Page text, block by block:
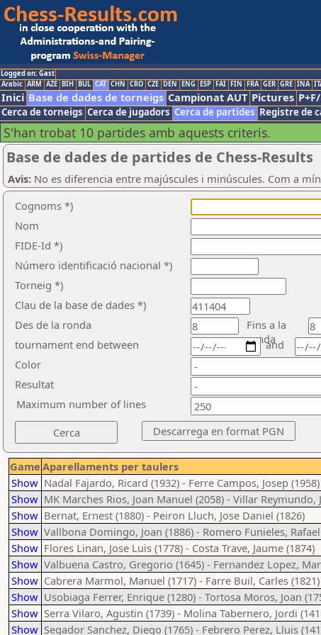
Logged on: Gast
Arabic ARM AZE BIH BUL CAT CHN CRO CZE DEN ENG ESP FAI FIN FRA GER GRE INA
Inici Base de dades de torneigs Campionat AUT Pictures
Cerca de torneigs Cerca de jugadors Cerca de partides Registre de
S'han trobat 10 partides amb aquests criteris.
Base de dades de partides de Chess-Results
Avis: No es diferencia entre majúscules i minúscules. Com a
Cognoms *)
Nom
FIDE-Id *)
Número identificació nacional *)
Torneig *)
Clau de la base de dades *)
Des de la ronda
Fins a la
ronda
tournament end between
Color
Resultat
and
Maximum number of lines
Game Aparellaments per taulers
Show Nadal Fajardo, Ricard (1932) - Ferre Campos, Josep (1958)
Show MK Marches Rios, Joan Manuel (2058) - Villar Reymundo,
Show Bernat, Ernest (1880) - Peiron Lluch, Jose Daniel (1826)
Show Vallbona Domingo, Joan (1886) - Romero Funieles,
Show Flores Linan, Jose Luis (1778) - Costa Trave, Jaume (1874)
Show Valbuena Castro, Gregorio (1645) - Fernandez Lopez,
Show Cabrera Marmol, Manuel (1717) - Farre Buil, Carles (1821)
Show Usobiaga Ferrer, Enrique (1280) - Tortosa Moros, Joan
Show Serra Vilaro, Agustin (1739) - Molina Tabernero, Jordi
Show Segador Sanchez, Diego (1765) - Febrero Perez, Lluis